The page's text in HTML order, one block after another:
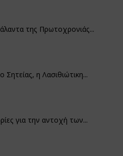
της Πρωτοχρονιάς...
Σητείας, η Λασιθιώτικη...
για την αντοχή των...